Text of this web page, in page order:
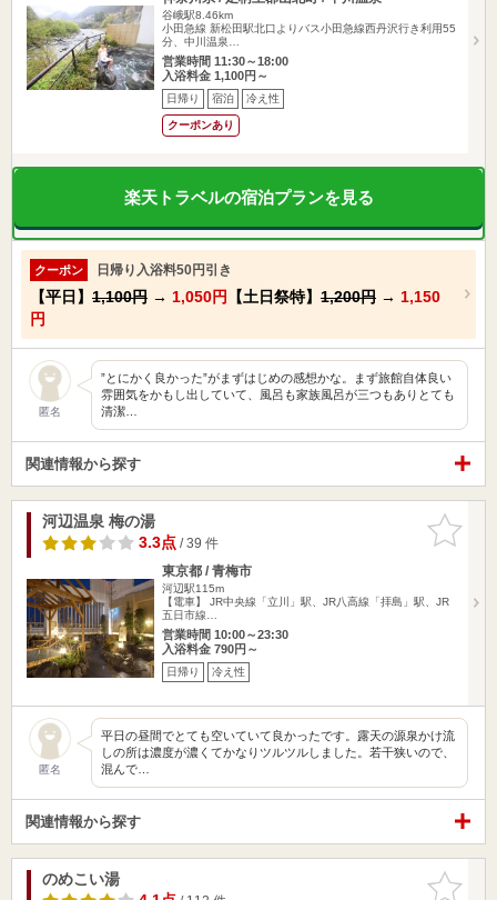
谷峨駅8.46km
小田急線 新松田駅北口よりバス小田急線西丹沢行き利用55
分、中川温泉…
営業時間 11:30～18:00
入浴料金 1,100円～
日帰り 宿泊 冷え性
クーポンあり
楽天トラベルの宿泊プランを見る
クーポン 日帰り入浴料50円引き
【平日】 1,100円 → 1,050円 【土日祭特】 1,200円 → 1,150
円
匿名
”とにかく良かった”がまずはじめの感想かな。まず旅館自体良い
雰囲気をかもし出していて、風呂も家族風呂が三つもありとても
清潔…
関連情報から探す
お気に入
りに追加
河辺温泉 梅の湯
3.3点/ 39 件
東京都 / 青梅市
河辺駅115m
【電車】 JR中央線「立川」駅、JR八高線「拝島」駅、JR
五日市線…
営業時間 10:00～23:30
入浴料金 790円～
日帰り 冷え性
匿名
平日の昼間でとても空いていて良かったです。露天の源泉かけ流
しの所は濃度が濃くてかなりツルツルしました。若干狭いので、
混んで…
関連情報から探す
お気に入
りに追加
のめこい湯